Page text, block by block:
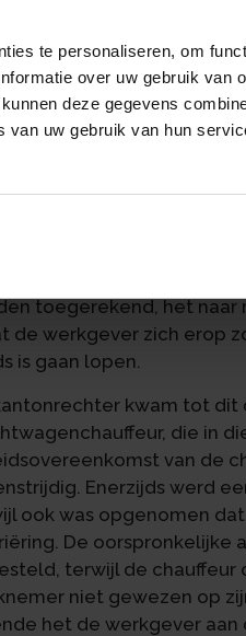
te personaliseren, om
over uw gebruik van
deze gegevens
uw gebruik van hun
wet kent als
kent de wet korte
De korte
met zowel de
kan worden
door
ontstaan van de schuld
verjaringsverweer kan
kantonrechter oordeelde
niet kan
toegerekend, het naar
de werkgever zich erop
is gaan lopen.
kwam tot dit
die in
van de
Enerzijds werd
ook was opgenomen
De oorspronkelijke
terwijl de chauffeur
niet gewezen op
het de werkgever